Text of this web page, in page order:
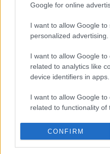
Google for online
I want to allow Google to
personalized advertising.
I want to allow Google to
related to analytics like
device identifiers in apps.
I want to allow Google to
related to functionality of
I want to allow Google to
related to
CONFIRM